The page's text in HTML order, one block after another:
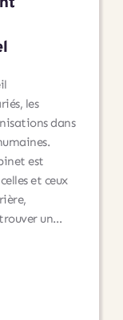
les
dans
est
et ceux
un…